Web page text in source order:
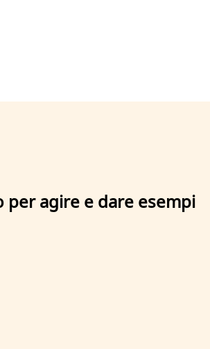
per agire e dare esempi